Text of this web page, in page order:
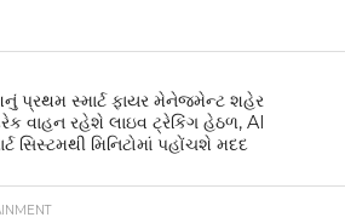
પ્રથમ સ્માર્ટ ફાયર મેનેજમેન્ટ શહેર
વાહન રહેશે લાઇવ ટ્રેકિંગ હેઠળ, AI
સિસ્ટમથી મિનિટોમાં પહોંચશે મદદ